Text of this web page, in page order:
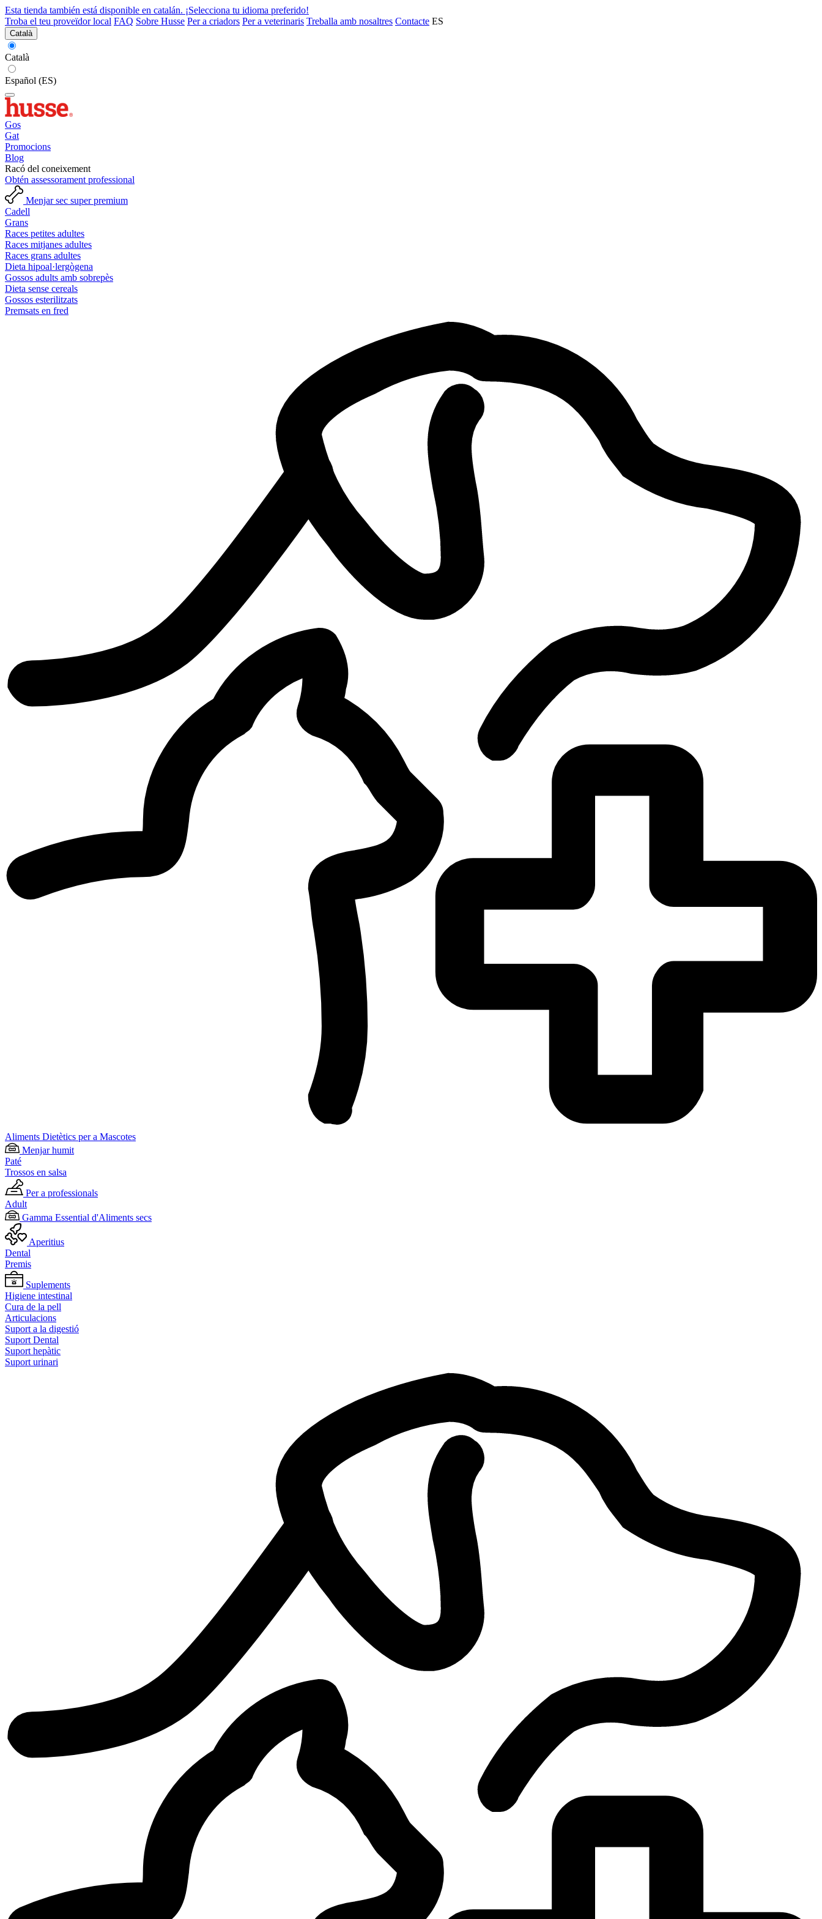
Esta tienda también está disponible en catalán. ¡Selecciona tu idioma preferido!
Troba el teu proveïdor local FAQ Sobre Husse Per a criadors Per a veterinaris Treballa amb nosaltres Contacte ES
Català
Català
Español (ES)
Gos
Gat
Promocions
Blog
Racó del coneixement
Obtén assessorament professional
Menjar sec super premium
Cadell
Grans
Races petites adultes
Races mitjanes adultes
Races grans adultes
Dieta hipoal·lergògena
Gossos adults amb sobrepès
Dieta sense cereals
Gossos esterilitzats
Premsats en fred
Aliments Dietètics per a Mascotes
Menjar humit
Paté
Trossos en salsa
Per a professionals
Adult
Gamma Essential d'Aliments secs
Aperitius
Dental
Premis
Suplements
Higiene intestinal
Cura de la pell
Articulacions
Suport a la digestió
Suport Dental
Suport hepàtic
Suport urinari